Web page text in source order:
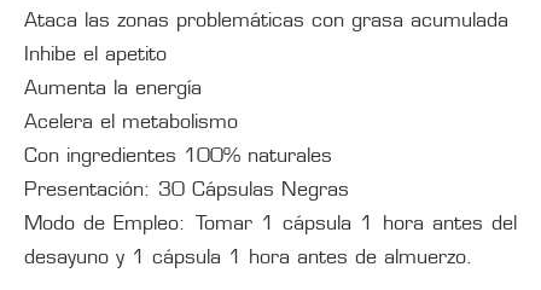
Ataca las zonas problemáticas con grasa acumulada
Inhibe el apetito
Aumenta la energía
Acelera el metabolismo
Con ingredientes 100% naturales
Presentación: 30 Cápsulas Negras
Modo de Empleo: Tomar 1 cápsula 1 hora antes del
desayuno y 1 cápsula 1 hora antes de almuerzo.